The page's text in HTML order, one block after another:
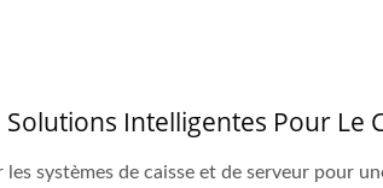
Intelligentes Pour Le
systèmes de caisse et de serveur pour